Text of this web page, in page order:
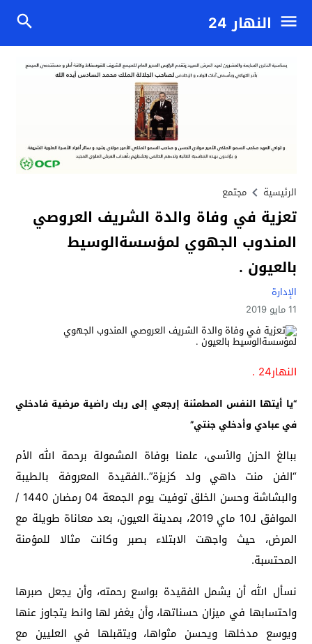
النهار 24
الرئيسية مجتمع
تعزية في وفاة والدة الشريف العروصي
المندوب الجهوي لمؤسسةالوسيط
بالعيون .
الإدارة
11 مايو 2019
النهار24 .
“يا أيتها النفس المطمئنة إرجعي إلى ربك راضية مرضية فادخلي
في عبادي وأدخلي جنتي”
ببالغ الحزن والأسى، علمنا بوفاة المشمولة برحمة الله الأم
“الفن منت داهي ولد كزيزة”..الفقيدة المعروفة بالطيبة
والبشاشة وحسن الخلق توفيت يوم الجمعة 04 رمضان 1440 /
الموافق لـ10 ماي 2019، بمدينة العيون، بعد معاناة طويلة مع
المرض، حيث واجهت الابتلاء بصبر وكانت مثالا للمؤمنة
المحتسبة.
نسأل الله أن يشمل الفقيدة بواسع رحمته، وأن يجعل صبرها
واحتسابها في ميزان حسناتها، وأن يغفر لها وانط يتجاوز عنها
ويوسع مدخلها ويحسن مثواها، ويتقبلها في العليين مع